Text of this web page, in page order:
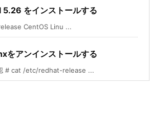
をインストールする
CentOS Linu ...
をアンインストールする
# cat /etc/redhat-release ...